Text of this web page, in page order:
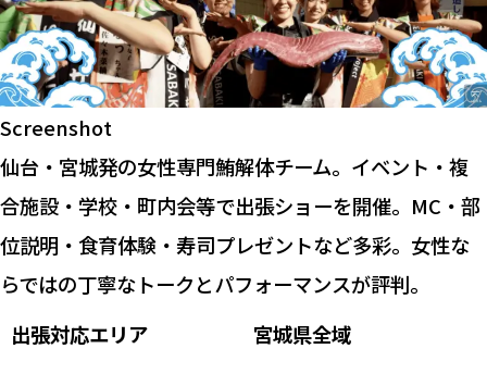
Screenshot
仙台・宮城発の女性専門鮪解体チーム。イベント・複
合施設・学校・町内会等で出張ショーを開催。MC・部
位説明・食育体験・寿司プレゼントなど多彩。女性な
らではの丁寧なトークとパフォーマンスが評判。
出張対応エリア
宮城県全域